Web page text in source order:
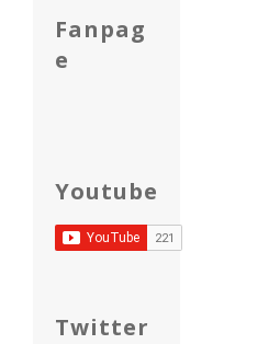
Fanpag
e
Youtube
Twitter